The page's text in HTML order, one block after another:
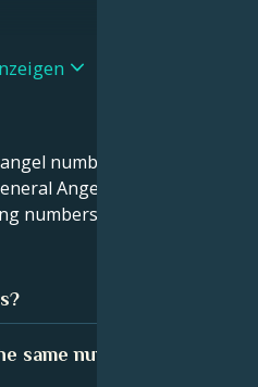
number 116 means.
Angel Numbers FAQ
numbers, from 111 to
which are repeating or
111, 202, 4444, or 1119,
same number